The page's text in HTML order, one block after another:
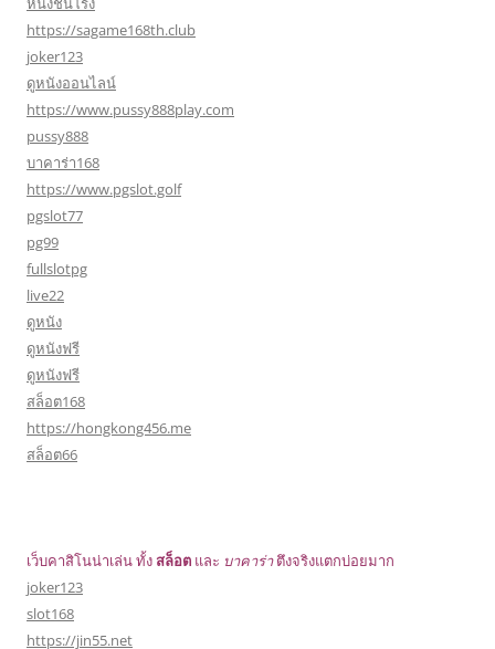
https://sagame168th.club
joker123
ดูหนังออนไลน์
https://www.pussy888play.com
pussy888
บาคาร่า168
https://www.pgslot.golf
pgslot77
pg99
fullslotpg
live22
ดูหนัง
ดูหนังฟรี
ดูหนังฟรี
สล็อต168
https://hongkong456.me
สล็อต66
เว็บคาสิโนน่าเล่น ทั้งสล็อต และ บาคาร่าตึงจริงแตกบ่อยมาก
joker123
slot168
https://jin55.net